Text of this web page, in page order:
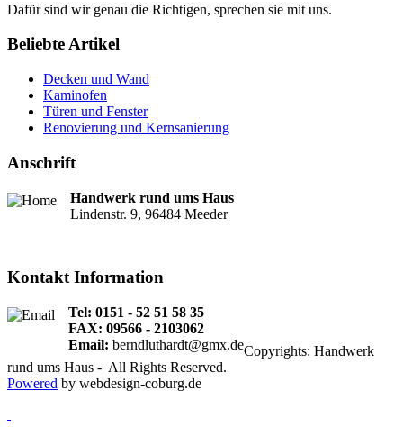
Dafür sind wir genau die Richtigen, sprechen sie mit uns.
Beliebte Artikel
Decken und Wand
Kaminofen
Türen und Fenster
Renovierung und Kernsanierung
Anschrift
Handwerk rund ums Haus
Lindenstr. 9, 96484 Meeder
Kontakt Information
Tel: 0151 - 52 51 58 35
FAX: 09566 - 2103062
Email: berndluthardt@gmx.deCopyrights: Handwerk
rund ums Haus - All Rights Reserved.
Powered by webdesign-coburg.de